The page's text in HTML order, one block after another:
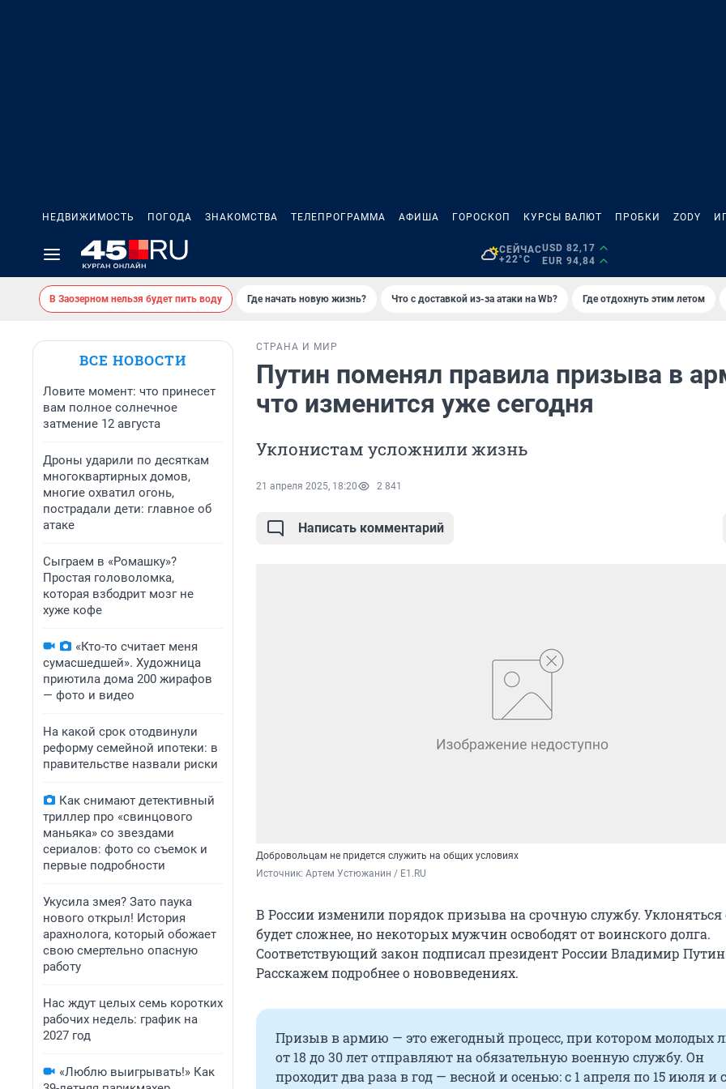
НЕДВИЖИМОСТЬ ПОГОДА ЗНАКОМСТВА ТЕЛЕПРОГРАММА АФИША ГОРОСКОП КУРСЫ ВАЛЮТ ПРОБКИ ZODY
СЕЙЧАС
+22°C
USD 82,17
EUR 94,84
В Заозерном нельзя будет пить воду Где начать новую жизнь? Что с доставкой из-за атаки на Wb? Где отдохнуть этим летом
ВСЕ НОВОСТИ
Ловите момент: что принесет
вам полное солнечное
затмение 12 августа
Дроны ударили по десяткам
многоквартирных домов,
многие охватил огонь,
пострадали дети: главное об
атаке
Сыграем в «Ромашку»?
Простая головоломка,
которая взбодрит мозг не
хуже кофе
«Кто-то считает меня
сумасшедшей». Художница
приютила дома 200 жирафов
— фото и видео
На какой срок отодвинули
реформу семейной ипотеки: в
правительстве назвали риски
Как снимают детективный
триллер про «свинцового
маньяка» со звездами
сериалов: фото со съемок и
первые подробности
Укусила змея? Зато паука
нового открыл! История
арахнолога, который обожает
свою смертельно опасную
работу
Нас ждут целых семь коротких
рабочих недель: график на
2027 год
«Люблю выигрывать!» Как
СТРАНА И МИР
Путин поменял правила призыва в
что изменится уже сегодня
Уклонистам усложнили жизнь
21 апреля 2025, 18:20 2 841
Написать комментарий
Добровольцам не придется служить на общих условиях
Источник: Артем Устюжанин / E1.RU
В России изменили порядок призыва на срочную службу.
будет сложнее, но некоторых мужчин освободят от воинского долга.
Соответствующий закон подписал президент России Владимир
Расскажем подробнее о нововведениях.
Призыв в армию — это ежегодный процесс, при котором молодых
от 18 до 30 лет отправляют на обязательную военную службу. Он
проходит два раза в год — весной и осенью: с 1 апреля по 15 июля и